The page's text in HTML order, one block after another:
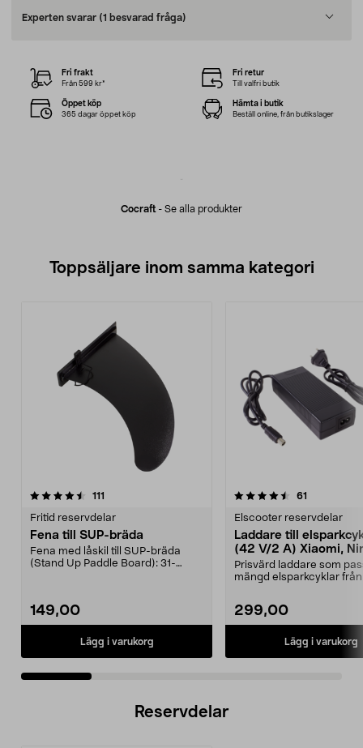
Experten svarar (1 besvarad fråga)
Cocraft - Se alla produkter
Fri frakt
Från 599 kr*
Fri retur
Till valfri butik
Öppet köp
365 dagar öppet köp
Hämta i butik
Beställ online, från butikslager
Toppsäljare inom samma kategori
111
Fritid reservdelar
Fena till SUP-bräda
Fena med låskil till SUP-bräda
(Stand Up Paddle Board): 31-
149,00
Lägg i varukorg
4.5 av 5 stjärnor 61
Elscooter reservdelar
Laddare till
(42 V/2 A) Xiaomi,
E-Way m.fl.
Prisvärd laddare som
mängd elsparkcyklar från
299,00
Lägg i varukorg
4.5 av 5 stjärnor
Reservdelar